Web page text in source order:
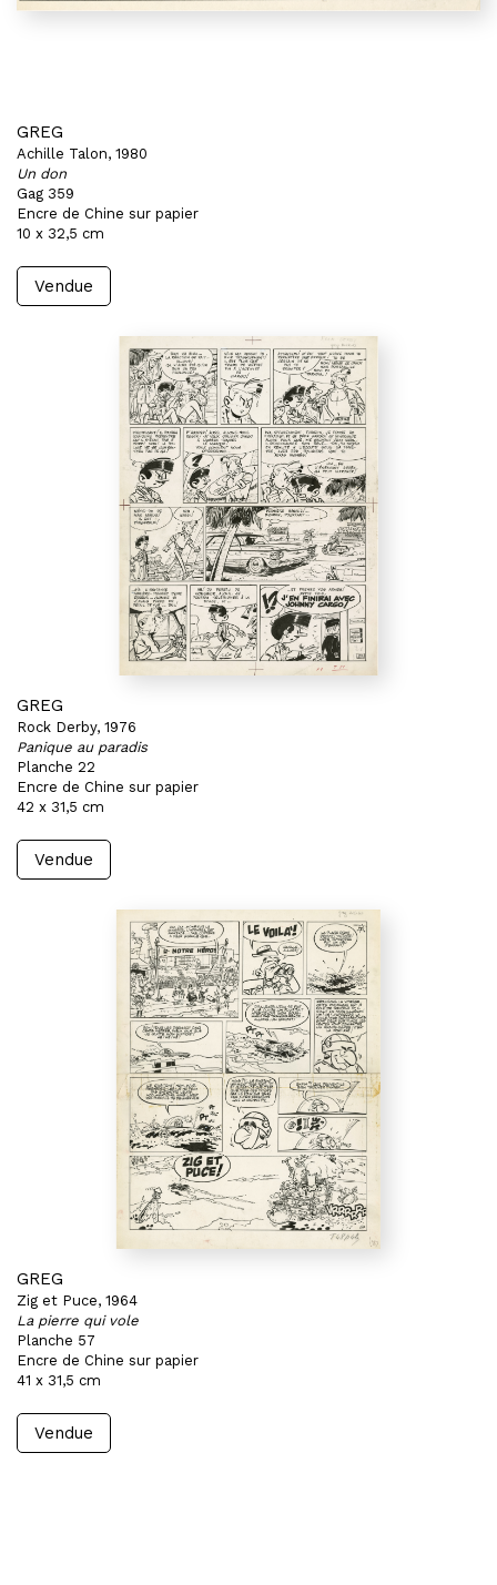
GREG
Achille Talon, 1980
Un don
Gag 359
Encre de Chine sur papier
10 x 32,5 cm
Vendue
GREG
Rock Derby, 1976
Panique au paradis
Planche 22
Encre de Chine sur papier
42 x 31,5 cm
Vendue
GREG
Zig et Puce, 1964
La pierre qui vole
Planche 57
Encre de Chine sur papier
41 x 31,5 cm
Vendue